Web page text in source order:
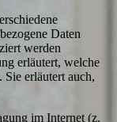
Daten
werden
erläutert, welche
erläutert auch,
im Internet (z.